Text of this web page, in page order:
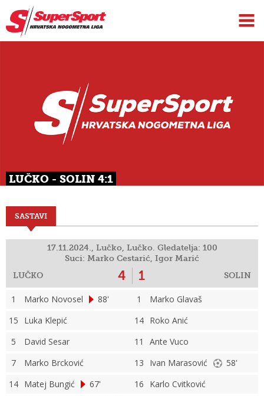
LUČKO - SOLIN 4:1
SASTAVI
17.11.2024., Lučko, Lučko. Gledatelja: 100
Suci: Marko Cestarić, Igor Marić
LUČKO
4 SOLIN
1
1 Marko Novosel 88' 1
Marko Glavaš
15
Luka Klepić 14 Roko Anić
5
David Sesar 11
Ante Vuco
7
Marko Brcković 13 Ivan Marasović
58'
14 Matej Bungić 67' 16 Karlo Cvitković